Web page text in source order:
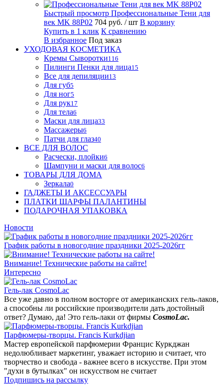
Быстрый просмотр Профессиональные Тени для
век MK 88P02 704 руб. / шт В корзину
Купить в 1 клик К сравнению
В избранное Под заказ
УХОДОВАЯ КОСМЕТИКА
Кремы Сыворотки116
Пилинги Пенки для лица15
Все для депиляции13
Для губ5
Для ног5
Для рук17
Для тела6
Маски для лица33
Массажеры6
Патчи для глаз40
ВСЕ ДЛЯ ВОЛОС
Расчески, плойки6
Шампуни и маски для волос6
ТОВАРЫ ДЛЯ ДОМА
Зеркала0
ГАДЖЕТЫ И АКСЕССУАРЫ
ПЛАТКИ ШАРФЫ ПАЛАНТИНЫ
ПОДАРОЧНАЯ УПАКОВКА
Новости
График работы в новогодние праздники 2025-2026гг
Внимание! Технические работы на сайте!
Интересно
Гель-лак CosmoLac
Все уже давно в полном восторге от американских гель-лаков,
а способны ли российские производители дать достойный
ответ? Думаю, да! Это гель-лаки от фирмы CosmoLac.
Парфюмеры-творцы. Francis Kurkdjian
Мастер европейской парфюмерии Францис Куркджан
недолюбливает маркетинг, уважает историю и считает, что
творчество и свобода - важнее всего в искусстве. При этом
"духи в бутылках" он искусством не считает
Подпишись на рассылку